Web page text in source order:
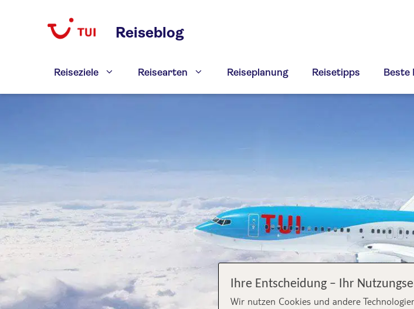
Reiseblog
Reiseziele Reisearten Reiseplanung Reisetipps Beste
Ihre Entscheidung – Ihr
Wir nutzen Cookies und andere